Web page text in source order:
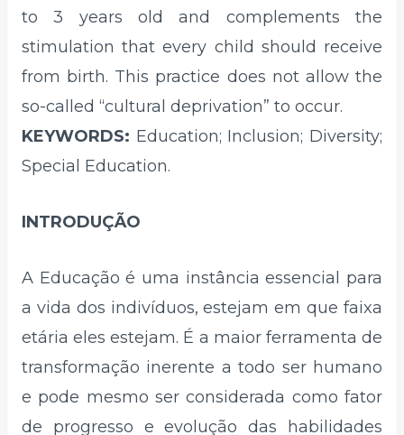
to 3 years old and complements the
stimulation that every child should receive
from birth. This practice does not allow the
so-called “cultural deprivation” to occur.
KEYWORDS: Education; Inclusion; Diversity;
Special Education.
INTRODUÇÃO
A Educação é uma instância essencial para
a vida dos indivíduos, estejam em que faixa
etária eles estejam. É a maior ferramenta de
transformação inerente a todo ser humano
e pode mesmo ser considerada como fator
de progresso e evolução das habilidades